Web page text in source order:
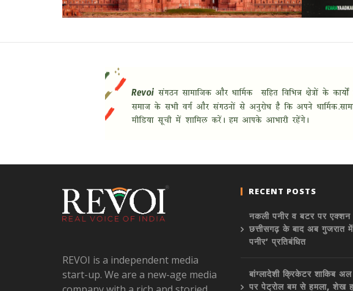
REVOI is a independent media
start-up. We are a new-age media
RECENT POSTS
नकली पनीर व बटर पर एक्शन :
छत्तीसगढ़ के बाद अब गुजरात में
पनीर’ प्रतिबंधित
बांग्लादेशी क्रिकेटर शाकिब
पर पेट्रोल बम से हमला, शेख